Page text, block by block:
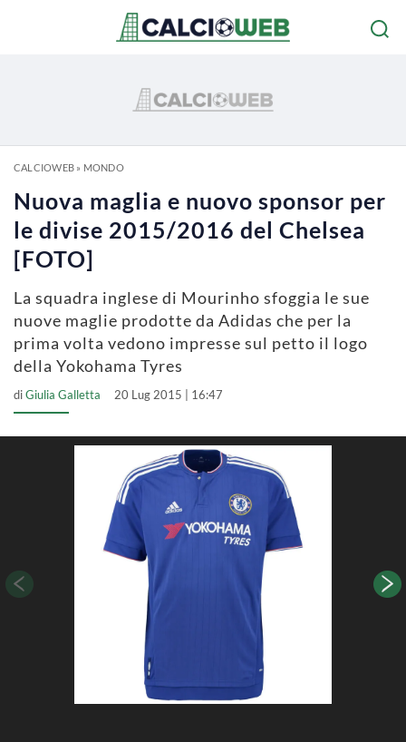
CALCIOWEB» MONDO
Nuova maglia e nuovo sponsor per
le divise 2015/2016 del Chelsea
[FOTO]
La squadra inglese di Mourinho sfoggia le sue
nuove maglie prodotte da Adidas che per la
prima volta vedono impresse sul petto il logo
della Yokohama Tyres
diGiulia Galletta 20 Lug 2015 | 16:47